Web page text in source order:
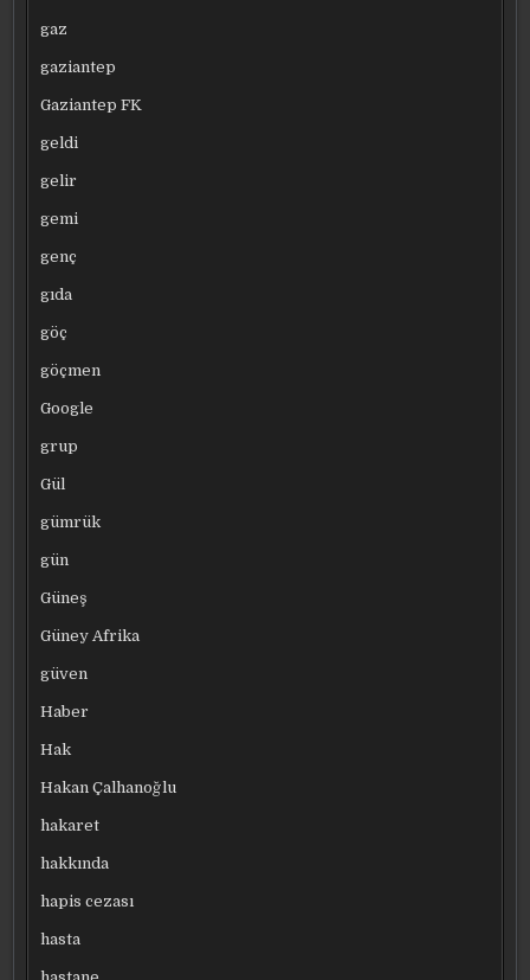
gaz
gaziantep
Gaziantep FK
geldi
gelir
gemi
genç
gıda
göç
göçmen
Google
grup
Gül
gümrük
gün
Güneş
Güney Afrika
güven
Haber
Hak
Hakan Çalhanoğlu
hakaret
hakkında
hapis cezası
hasta